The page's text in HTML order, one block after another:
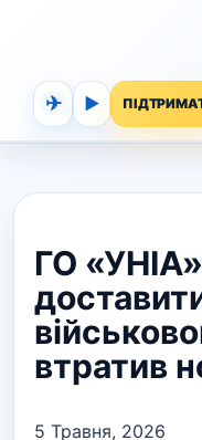
✈ ▶
ГО
втратив
5 Травня, 2026